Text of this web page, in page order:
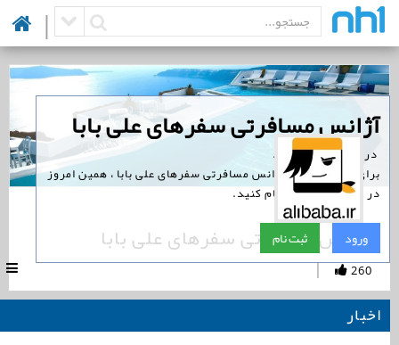
|
‏آژانس مسافرتی سفرهای علی بابا
‏ در نوین همراه است.
برای پیگیری اخبار آژانس مسافرتی سفرهای علی بابا ، همین امروز
در نوین همراه ثبت نام کنید.
ورود ثبت نام
آژانس مسافرتی سفرهای علی بابا
260
|
اخبار